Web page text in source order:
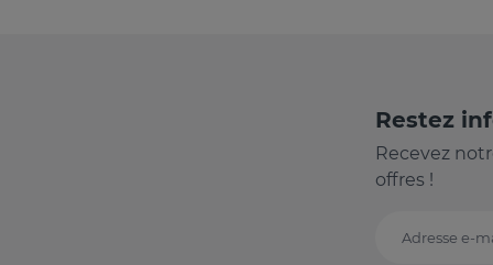
Restez
Recevez
offres !
Adresse e-